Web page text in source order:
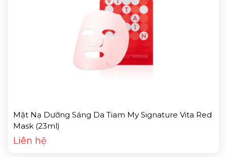
Mặt Nạ Dưỡng Sáng Da Tiam My Signature Vita Red
Mask (23ml)
Liên hệ